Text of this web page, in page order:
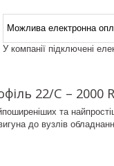
У компанії підключені
22/C – 2000
та
до вузлів